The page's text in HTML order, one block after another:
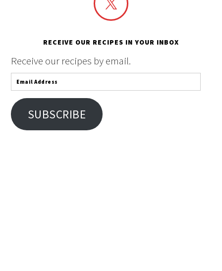
RECEIVE OUR RECIPES IN YOUR INBOX
Receive our recipes by email.
Email
Address
SUBSCRIBE